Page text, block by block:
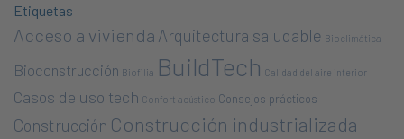
Etiquetas
Acceso a vivienda Arquitectura saludable Bioclimática
Bioconstrucción Biofilia BuildTech Calidad del aire interior
Casos de uso tech Confort acústico Consejos prácticos
Construcción Construcción industrializada